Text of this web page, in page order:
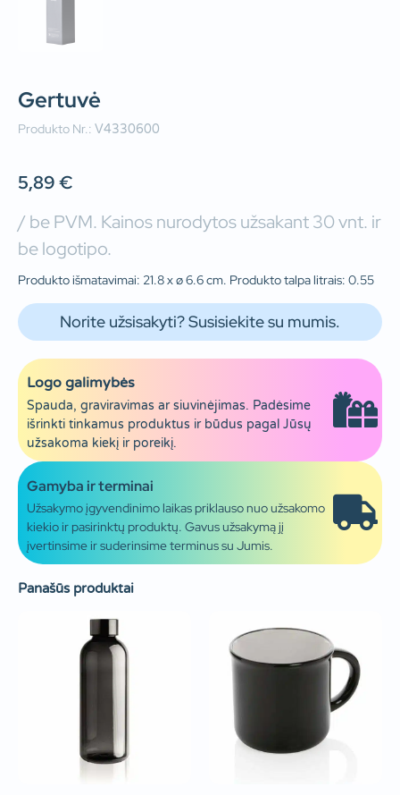
Gertuvė
Produkto Nr.: V4330600
5,89€
/ be PVM. Kainos nurodytos užsakant 30 vnt. ir
be logotipo.
Produkto išmatavimai: 21.8 x ø 6.6 cm. Produkto talpa litrais: 0.55
Norite užsisakyti? Susisiekite su mumis.
Logo galimybės
Spauda, graviravimas ar siuvinėjimas. Padėsime
išrinkti tinkamus produktus ir būdus pagal Jūsų
užsakoma kiekį ir poreikį.
Gamyba ir terminai
Užsakymo įgyvendinimo laikas priklauso nuo užsakomo
kiekio ir pasirinktų produktų. Gavus užsakymą jį
įvertinsime ir suderinsime terminus su Jumis.
Panašūs produktai